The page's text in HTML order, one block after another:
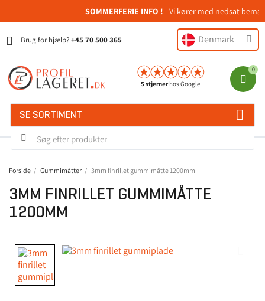
SOMMERFERIE INFO !- Vi kører med nedsat
Brug for hjælp?+45 70 500 365 Denmark
5 stjernerhos Google
SE SORTIMENT
Forside Gummimåtter 3mm finrillet gummimåtte 1200mm
3MM FINRILLET GUMMIMÅTTE
1200MM